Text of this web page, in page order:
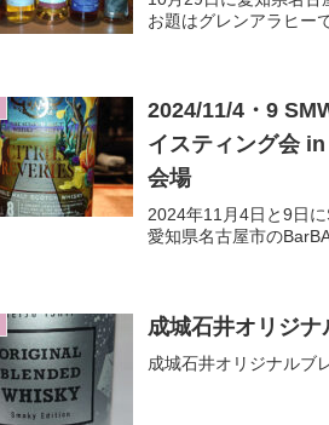
お題はグレンアラヒー
2024/11/4・9
イスティング会
会場
2024年11月4日と9日
愛知県名古屋市の
成城石井オリジ
成城石井オリジナルブ